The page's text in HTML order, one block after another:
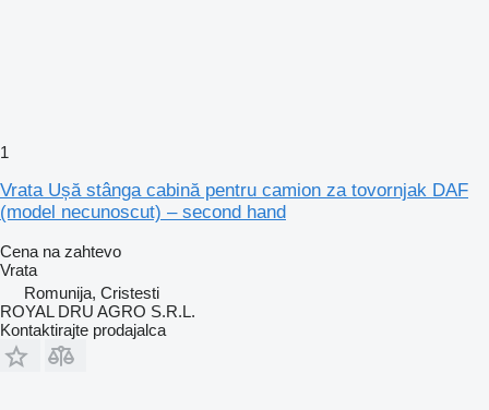
1
Vrata Ușă stânga cabină pentru camion za tovornjak DAF
(model necunoscut) – second hand
Cena na zahtevo
Vrata
Romunija, Cristesti
ROYAL DRU AGRO S.R.L.
Kontaktirajte prodajalca